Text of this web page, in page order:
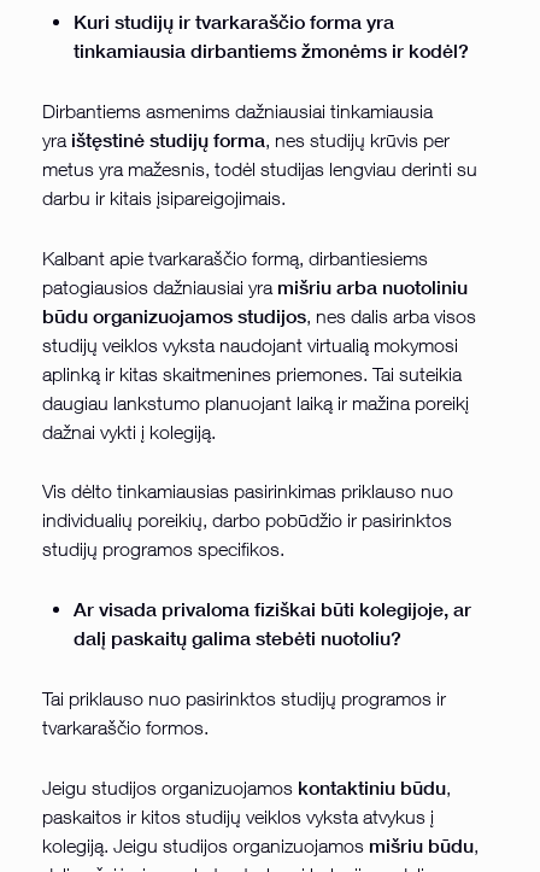
Kuri studijų ir tvarkaraščio forma yra
tinkamiausia dirbantiems žmonėms ir kodėl?
Dirbantiems asmenims dažniausiai tinkamiausia
yra ištęstinė studijų forma, nes studijų krūvis per
metus yra mažesnis, todėl studijas lengviau derinti su
darbu ir kitais įsipareigojimais.
Kalbant apie tvarkaraščio formą, dirbantiesiems
patogiausios dažniausiai yra mišriu arba nuotoliniu
būdu organizuojamos studijos , nes dalis arba visos
studijų veiklos vyksta naudojant virtualią mokymosi
aplinką ir kitas skaitmenines priemones. Tai suteikia
daugiau lankstumo planuojant laiką ir mažina poreikį
dažnai vykti į kolegiją.
Vis dėlto tinkamiausias pasirinkimas priklauso nuo
individualių poreikių, darbo pobūdžio ir pasirinktos
studijų programos specifikos.
Ar visada privaloma fiziškai būti kolegijoje, ar
dalį paskaitų galima stebėti nuotoliu?
Tai priklauso nuo pasirinktos studijų programos ir
tvarkaraščio formos.
Jeigu studijos organizuojamos kontaktiniu būdu,
paskaitos ir kitos studijų veiklos vyksta atvykus į
kolegiją. Jeigu studijos organizuojamos mišriu būdu,